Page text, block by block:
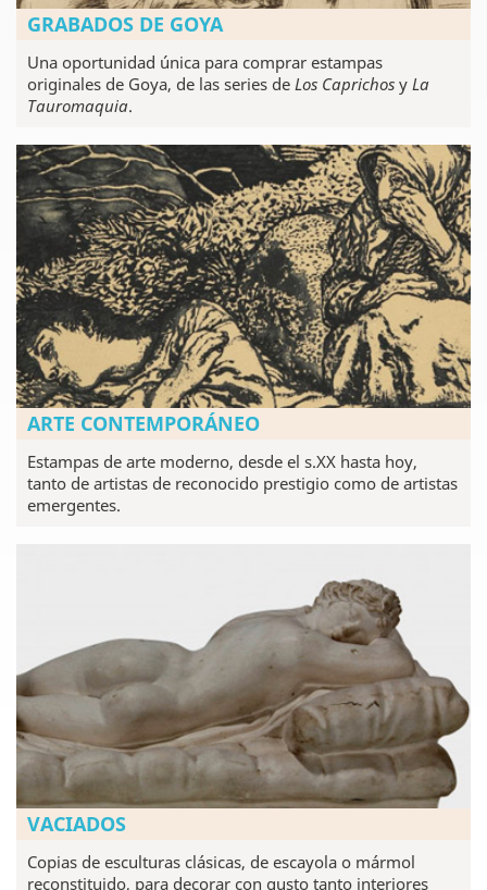
GRABADOS DE GOYA
Una oportunidad única para comprar estampas
originales de Goya, de las series de Los Caprichos y La
Tauromaquia.
ARTE CONTEMPORÁNEO
Estampas de arte moderno, desde el s.XX hasta hoy,
tanto de artistas de reconocido prestigio como de artistas
emergentes.
VACIADOS
Copias de esculturas clásicas, de escayola o mármol
reconstituido, para decorar con gusto tanto interiores